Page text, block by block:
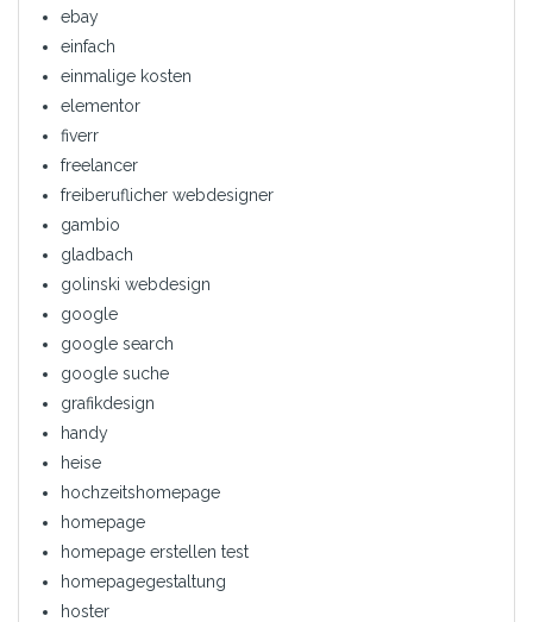
ebay
einfach
einmalige kosten
elementor
fiverr
freelancer
freiberuflicher webdesigner
gambio
gladbach
golinski webdesign
google
google search
google suche
grafikdesign
handy
heise
hochzeitshomepage
homepage
homepage erstellen test
homepagegestaltung
hoster